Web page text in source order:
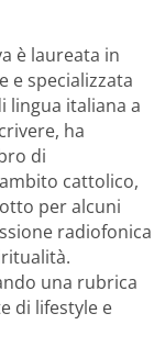
è laureata in
e specializzata
lingua italiana a
ha
di
cattolico,
per alcuni
radiofonica
una rubrica
di lifestyle e